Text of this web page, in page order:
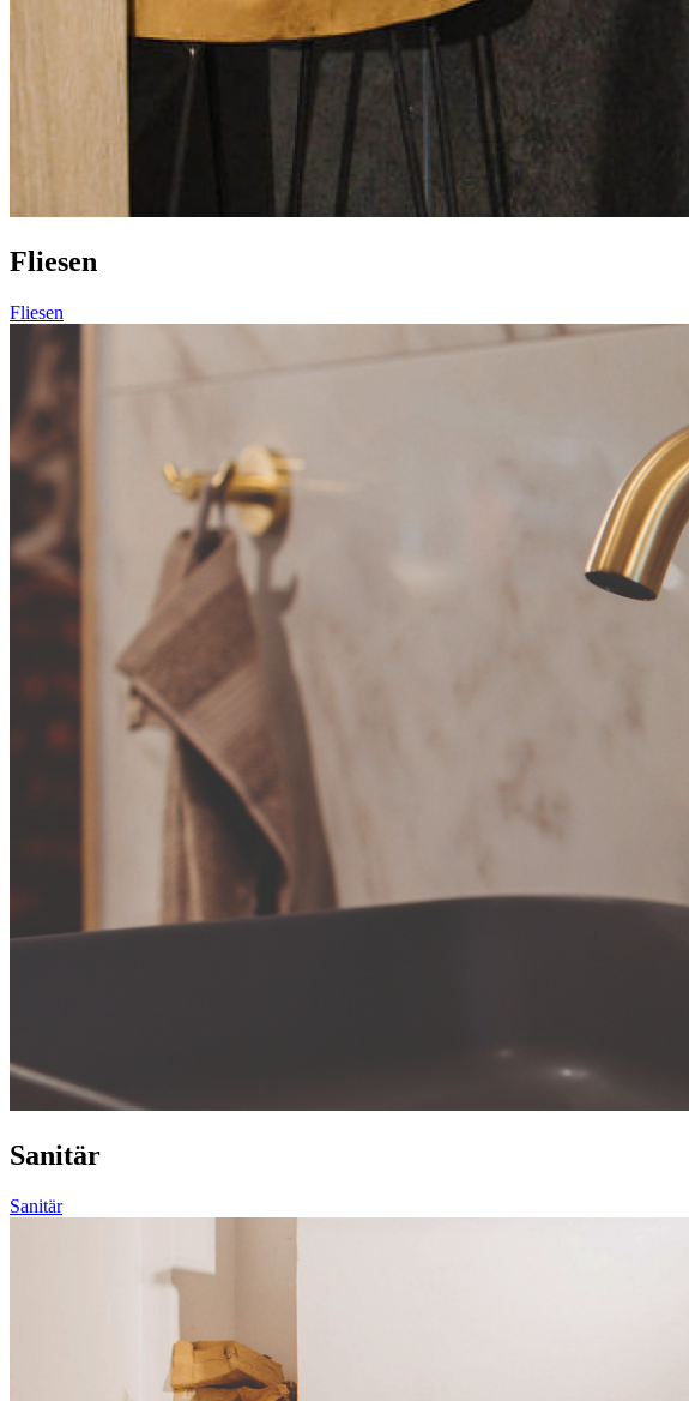
Fliesen
Fliesen
Sanitär
Sanitär